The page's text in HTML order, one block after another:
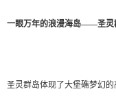
一眼万年的浪漫海岛——圣灵
圣灵群岛体现了大堡礁梦幻